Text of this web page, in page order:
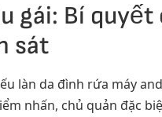
gái: Bí
sát
làn da đình rứa máy
nhấn, chủ quản đặc